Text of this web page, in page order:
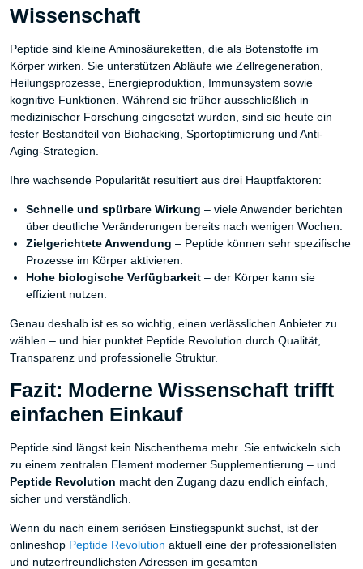
Wissenschaft
Peptide sind kleine Aminosäureketten, die als Botenstoffe im
Körper wirken. Sie unterstützen Abläufe wie Zellregeneration,
Heilungsprozesse, Energieproduktion, Immunsystem sowie
kognitive Funktionen. Während sie früher ausschließlich in
medizinischer Forschung eingesetzt wurden, sind sie heute ein
fester Bestandteil von Biohacking, Sportoptimierung und Anti-
Aging-Strategien.
Ihre wachsende Popularität resultiert aus drei Hauptfaktoren:
Schnelle und spürbare Wirkung – viele Anwender berichten
über deutliche Veränderungen bereits nach wenigen Wochen.
Zielgerichtete Anwendung – Peptide können sehr spezifische
Prozesse im Körper aktivieren.
Hohe biologische Verfügbarkeit – der Körper kann sie
effizient nutzen.
Genau deshalb ist es so wichtig, einen verlässlichen Anbieter zu
wählen – und hier punktet Peptide Revolution durch Qualität,
Transparenz und professionelle Struktur.
Fazit: Moderne Wissenschaft trifft
einfachen Einkauf
Peptide sind längst kein Nischenthema mehr. Sie entwickeln sich
zu einem zentralen Element moderner Supplementierung – und
Peptide Revolution macht den Zugang dazu endlich einfach,
sicher und verständlich.
Wenn du nach einem seriösen Einstiegspunkt suchst, ist der
onlineshop Peptide Revolution aktuell eine der professionellsten
und nutzerfreundlichsten Adressen im gesamten